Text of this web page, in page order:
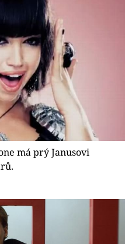
má prý Janusovi